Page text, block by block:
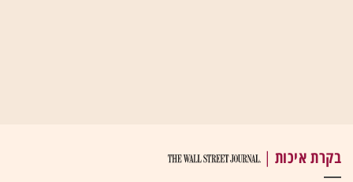
בקרת איכות |